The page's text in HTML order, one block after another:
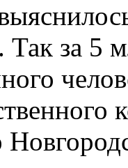
Так за 5